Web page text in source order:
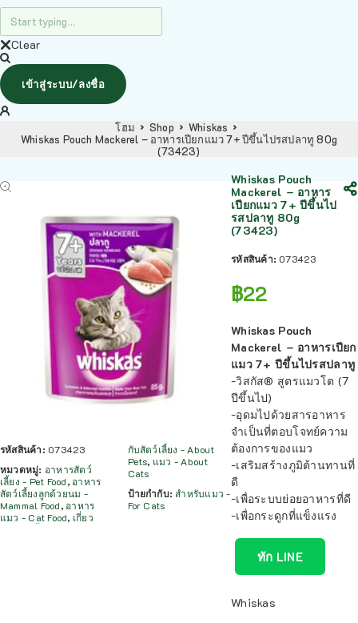
Clear
เข้าสู่ระบบ/ลงชื่อ
โฮม Shop
Whiskas
Whiskas Pouch Mackerel – อาหารเปียกแมว 7+ ปีขึ้นไปรสปลาทู 80g
(73423)
รหัสสินค้า: 073423
หมวดหมู่: อาหารสัตว์
เลี้ยง - Pet Food, อาหาร
สัตว์เลี้ยงลูกด้วยนม -
Mammal Food, อาหาร
แมว - Cat Food, เกี่ยว
กับสัตว์เลี้ยง - About
Pets, แมว - About
Cats
ป้ายกำกับ:สำหรับแมว -
For Cats
Whiskas Pouch
Mackerel – อาหาร
เปียกแมว 7+ ปีขึ้นไป
รสปลาทู 80g
(73423)
รหัสสินค้า: 073423
฿22
Whiskas Pouch
Mackerel – อาหารเปียก
แมว 7+ ปีขึ้นไปรสปลาทู
-วิสกัส® สูตรแมวโต (7
ปีขึ้นไป)
-อุดมไปด้วยสารอาหาร
จำเป็นที่ตอบโจทย์ความ
ต้องการของแมว
-เสริมสร้างภูมิต้านทานที่
ดี
-เพื่อระบบย่อยอาหารที่ดี
-เพื่อกระดูกที่แข็งแรง
ทัก LINE
Whiskas